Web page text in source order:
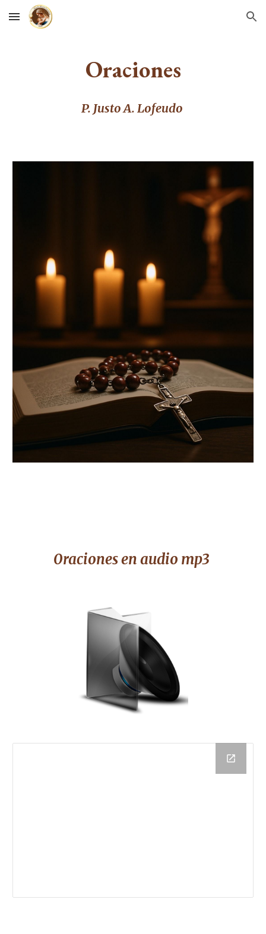
Skip to main content Skip to navigation
Oraciones
P. Justo A. Lofeudo
0racionesen audio mp3